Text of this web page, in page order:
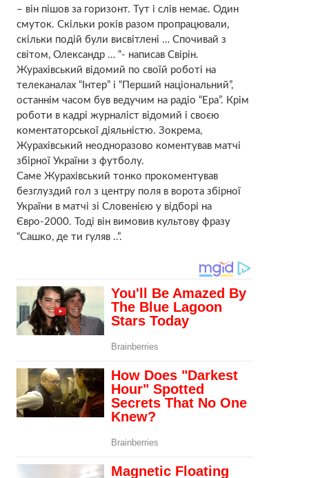
– він пішов за горизонт. Тут і слів немає. Один
смуток. Скільки років разом пропрацювали,
скільки подій були висвітлені … Спочивай з
світом, Олександр … “- написав Свірін.
Журахівський відомий по своїй роботі на
телеканалах “Інтер” і “Перший національний”,
останнім часом був ведучим на радіо “Ера”. Крім
роботи в кадрі журналіст відомий і своєю
коментаторської діяльністю. Зокрема,
Журахівський неодноразово коментував матчі
збірної України з футболу.
Саме Журахівський тонко прокоментував
безглуздий гол з центру поля в ворота збірної
України в матчі зі Словенією у відборі на
Євро-2000. Тоді він вимовив культову фразу
“Сашко, де ти гуляв ..”.